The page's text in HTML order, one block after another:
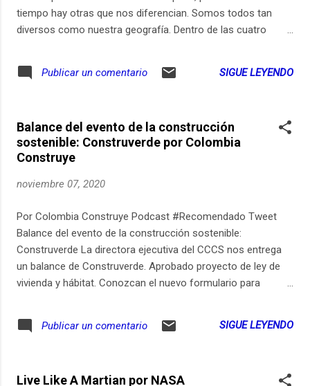
tiempo hay otras que nos diferencian. Somos todos tan
diversos como nuestra geografía. Dentro de las cuatro
'jurgo' de subregiones con tradiciones y costumbres
diferentes. También el acento cambia según la zona donde
páramo, ríos, valles y montañas. Ay, buen primor, qué
bonitico es nuestro departamento. En este nuevo episodio
hablamos de todo esto mijiticos, de las distintas formas de
ser huilenses. Escúchenlo. #BuenPrimor #OpicasterOle
papá, tías, tíos, abuelos, abuelas o usted mismo aparecieran
en un capítulo de opicaster? Seguramente en cada familia
exis...
Publicar un comentario SIGUE LEYENDO
Balance del evento de la construcción
sostenible: Construverde por Colombia
Construye
noviembre 07, 2020
Por Colombia Construye Podcast #Recomendado Tweet
Balance del evento de la construcción sostenible:
Construverde La directora ejecutiva del CCCS nos entrega
un balance de Construverde. Aprobado proyecto de ley de
vivienda y hábitat. Conozcan el nuevo formulario para
Forum, de infraestructura vial, vivienda y los eventos de la
Publicar un comentario SIGUE LEYENDO
Live Like A Martian por NASA